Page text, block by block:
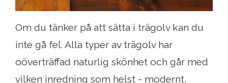
Om du tänker på att sätta i trägolv kan du
inte gå fel. Alla typer av trägolv har
oöverträffad naturlig skönhet och går med
vilken inredning som helst - modernt,